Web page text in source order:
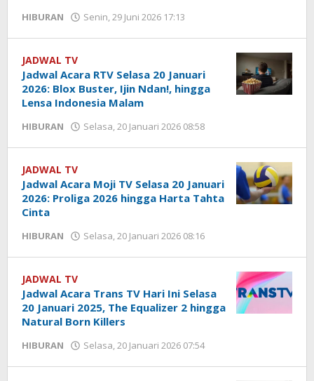
HIBURAN Senin, 29 Juni 2026 17:13
JADWAL TV
Jadwal Acara RTV Selasa 20 Januari
2026: Blox Buster, Ijin Ndan!, hingga
Lensa Indonesia Malam
HIBURAN Selasa, 20 Januari 2026 08:58
JADWAL TV
Jadwal Acara Moji TV Selasa 20 Januari
2026: Proliga 2026 hingga Harta Tahta
Cinta
HIBURAN Selasa, 20 Januari 2026 08:16
JADWAL TV
Jadwal Acara Trans TV Hari Ini Selasa
20 Januari 2025, The Equalizer 2 hingga
Natural Born Killers
HIBURAN Selasa, 20 Januari 2026 07:54